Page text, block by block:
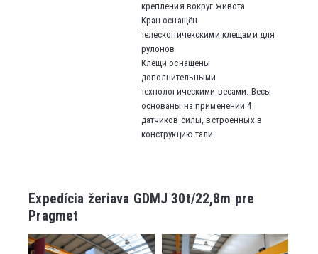
крепления вокруг живота
Кран оснащён
телескопичекскими клещами для
рулонов
Клещи оснащены
дополнительными
технологическими весами. Весы
основаны на применении 4
датчиков силы, встроенных в
конструкцию тали.
Expedícia žeriava GDMJ 30t/22,8m pre
Pragmet